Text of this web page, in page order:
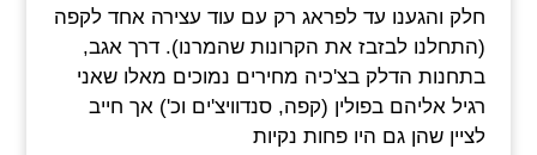
חלק והגענו עד לפראג רק עם עוד עצירה אחד לקפה
(התחלנו לבזבז את הקרונות שהמרנו). דרך אגב,
בתחנות הדלק בצ'כיה מחירים נמוכים מאלו שאני
רגיל אליהם בפולין (קפה, סנדוויצ'ים וכ') אך חייב
לציין שהן גם היו פחות נקיות